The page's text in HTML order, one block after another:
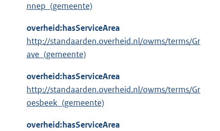
nnep_(gemeente)
overheid:hasServiceArea
http://standaarden.overheid.nl/owms/terms/Gr
ave_(gemeente)
overheid:hasServiceArea
http://standaarden.overheid.nl/owms/terms/Gr
oesbeek_(gemeente)
overheid:hasServiceArea